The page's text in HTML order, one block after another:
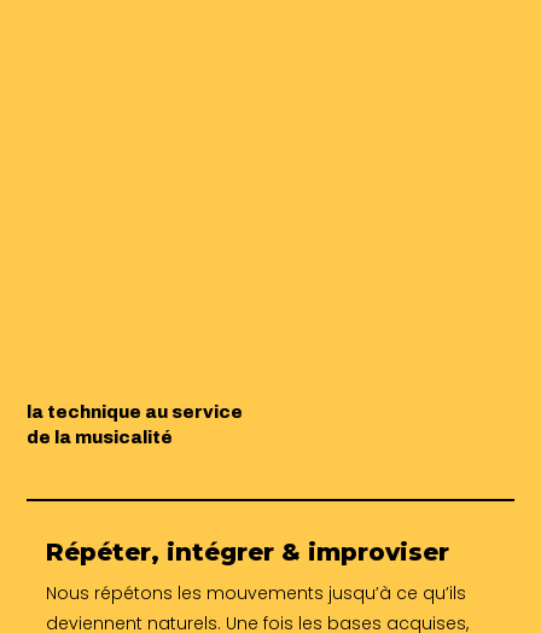
la technique au service
de la musicalité
Répéter, intégrer & improviser
Nous répétons les mouvements jusqu’à ce qu’ils
deviennent naturels. Une fois les bases acquises,